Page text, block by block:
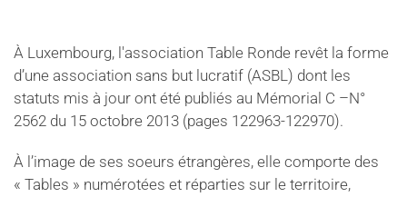
À Luxembourg, l'association Table Ronde revêt la forme
d’une association sans but lucratif (ASBL) dont les
statuts mis à jour ont été publiés au Mémorial C –N°
2562 du 15 octobre 2013 (pages 122963-122970).
À l’image de ses soeurs étrangères, elle comporte des
« Tables » numérotées et réparties sur le territoire,